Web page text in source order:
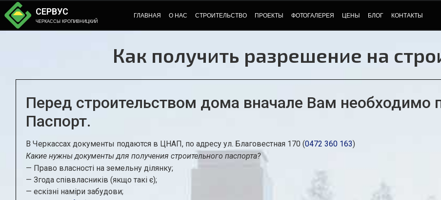
СЕРВУС
ЧЕРКАССЫ КРОПИВНИЦКИЙ
ГЛАВНАЯ О НАС СТРОИТЕЛЬСТВО ПРОЕКТЫ ФОТОГАЛЕРЕЯ ЦЕНЫ БЛОГ КОНТАКТЫ
Как получить разрешение на
Перед строительством дома вначале Вам необходимо
Паспорт.
В Черкассах документы подаются в ЦНАП, по адресу ул. Благовестная 170 (0472 360 163)
Какие нужны документы для получения строительного паспорта?
— Право власності на земельну ділянку;
— Згода співвласників (якщо такі є);
— ескізні наміри забудови;